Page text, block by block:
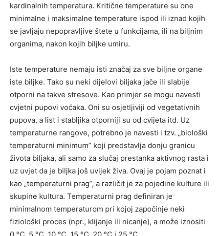
kardinalnih temperatura. Kritične temperature su one
minimalne i maksimalne temperature ispod ili iznad kojih
se javljaju nepopravljive štete u funkcijama, ili na biljnim
organima, nakon kojih biljke umiru.
Iste temperature nemaju isti značaj za sve biljne organe
iste biljke. Tako su neki dijelovi biljaka jače ili slabije
otporni na takve stresove. Kao primjer se mogu navesti
cvjetni pupovi voćaka. Oni su osjetljiviji od vegetativnih
pupova, a list i stabljika otporniji su od cvijeta itd. Uz
temperaturne rangove, potrebno je navesti i tzv. „biološki
temperaturni minimum” koji predstavlja donju granicu
života biljaka, ali samo za slučaj prestanka aktivnog rasta i
uz uvjet da je biljka još uvijek živa. Ovaj je pojam poznat i
kao „temperaturni prag”, a različit je za pojedine kulture ili
skupine kultura. Temperaturni prag definiran je
minimalnom temperaturom pri kojoj započinje neki
fiziološki proces (npr., klijanje ili nicanje), a može iznositi
0 °C, 5 °C, 10 °C, 15 °C, 20 °C i 25 °C.